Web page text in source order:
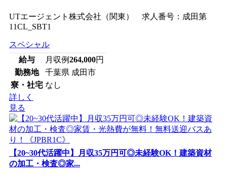
UTエージェント株式会社（関東） 求人番号：成田第
11CL_SBT1
スペシャル
給与
月収例264,000円
勤務地
千葉県 成田市
寮・社宅 なし
詳しく
見る
【20~30代活躍中】月収35万円可◎未経験OK！建築資材
の加工・検査◎家...